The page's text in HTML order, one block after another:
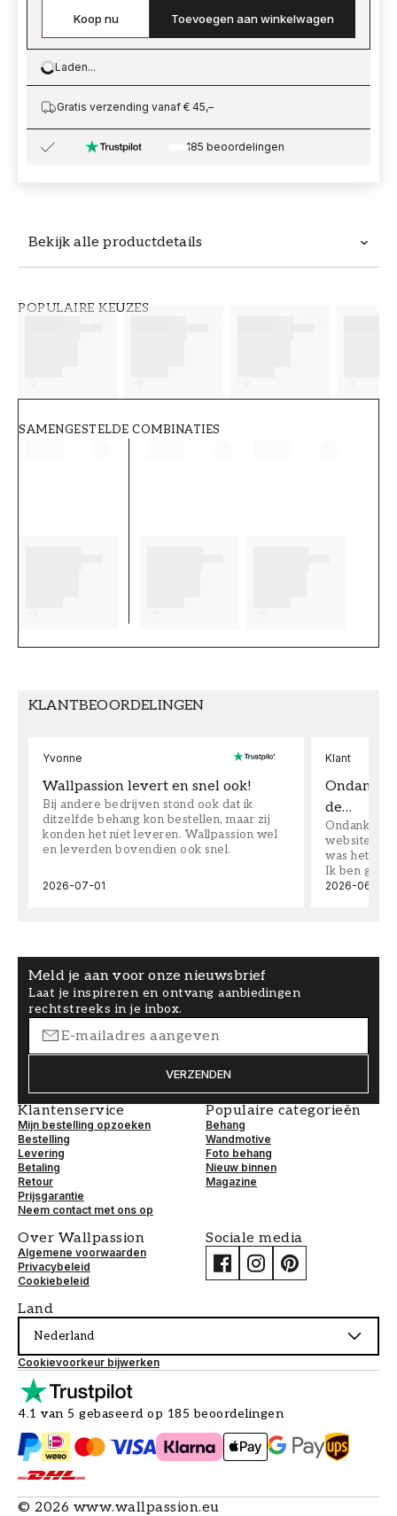
Bekijk alle productdetails
POPULAIRE KEUZES
SAMENGESTELDE COMBINATIES
Koop nu Toevoegen aan winkelwagen
Loading…
Laden...
Gratis verzending vanaf € 45,–
185 beoordelingen
KLANTBEOORDELINGEN
Yvonne
Wallpassion levert en snel ook!
Bij andere bedrijven stond ook dat ik
ditzelfde behang kon bestellen, maar zij
konden het niet leveren. Wallpassion wel
en leverden bovendien ook snel.
2026-07-01
Klant
Ondanks
de…
Ondanks
website
was het
Ik ben
2026-06-08
Meld je aan voor onze nieuwsbrief
Laat je inspireren en ontvang aanbiedingen
rechtstreeks in je inbox.
VERZENDEN
Klantenservice
Mijn bestelling opzoeken
Bestelling
Levering
Betaling
Retour
Prijsgarantie
Neem contact met ons op
Populaire categorieën
Behang
Wandmotive
Foto behang
Nieuw binnen
Magazine
Over Wallpassion
Algemene voorwaarden
Privacybeleid
Cookiebeleid
Sociale media
Land
Nederland
Cookievoorkeur bijwerken
4.1 van 5 gebaseerd op 185 beoordelingen
© 2026 www.wallpassion.eu